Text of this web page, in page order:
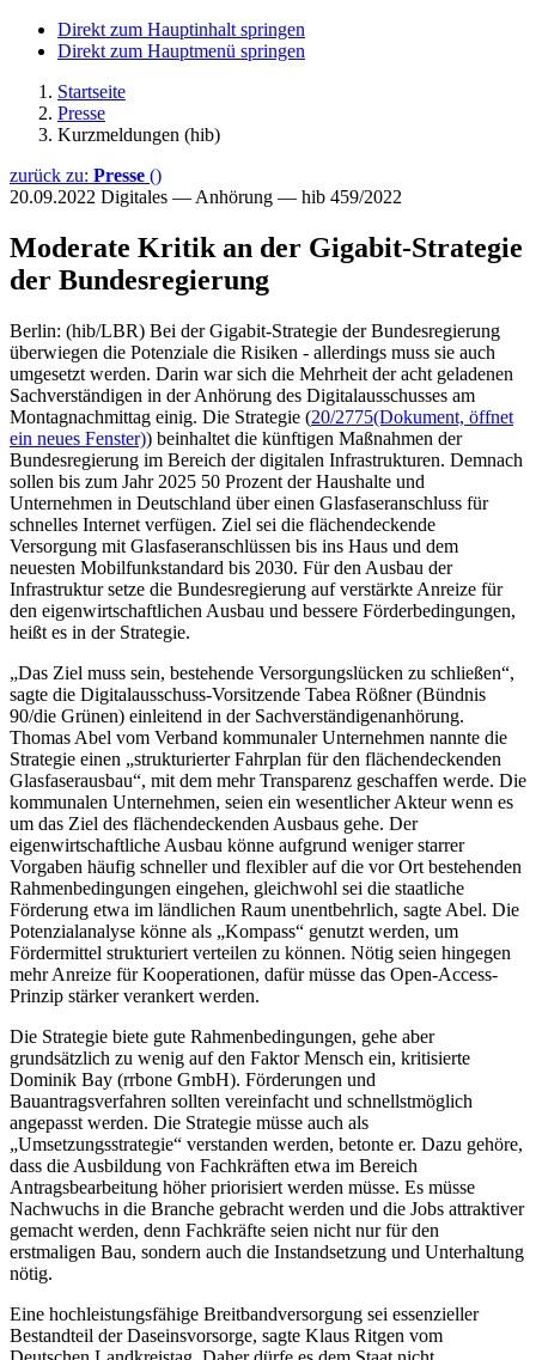
Direkt zum Hauptinhalt springen
Direkt zum Hauptmenü springen
Startseite
Presse
Kurzmeldungen (hib)
zurück zu: Presse ()
20.09.2022 Digitales — Anhörung — hib 459/2022
Moderate Kritik an der Gigabit-Strategie
der Bundesregierung
Berlin: (hib/LBR) Bei der Gigabit-Strategie der Bundesregierung
überwiegen die Potenziale die Risiken - allerdings muss sie auch
umgesetzt werden. Darin war sich die Mehrheit der acht geladenen
Sachverständigen in der Anhörung des Digitalausschusses am
Montagnachmittag einig. Die Strategie (20/2775(Dokument, öffnet
ein neues Fenster)) beinhaltet die künftigen Maßnahmen der
Bundesregierung im Bereich der digitalen Infrastrukturen. Demnach
sollen bis zum Jahr 2025 50 Prozent der Haushalte und
Unternehmen in Deutschland über einen Glasfaseranschluss für
schnelles Internet verfügen. Ziel sei die flächendeckende
Versorgung mit Glasfaseranschlüssen bis ins Haus und dem
neuesten Mobilfunkstandard bis 2030. Für den Ausbau der
Infrastruktur setze die Bundesregierung auf verstärkte Anreize für
den eigenwirtschaftlichen Ausbau und bessere Förderbedingungen,
heißt es in der Strategie.
„Das Ziel muss sein, bestehende Versorgungslücken zu schließen“,
sagte die Digitalausschuss-Vorsitzende Tabea Rößner (Bündnis
90/die Grünen) einleitend in der Sachverständigenanhörung.
Thomas Abel vom Verband kommunaler Unternehmen nannte die
Strategie einen „strukturierter Fahrplan für den flächendeckenden
Glasfaserausbau“, mit dem mehr Transparenz geschaffen werde. Die
kommunalen Unternehmen, seien ein wesentlicher Akteur wenn es
um das Ziel des flächendeckenden Ausbaus gehe. Der
eigenwirtschaftliche Ausbau könne aufgrund weniger starrer
Vorgaben häufig schneller und flexibler auf die vor Ort bestehenden
Rahmenbedingungen eingehen, gleichwohl sei die staatliche
Förderung etwa im ländlichen Raum unentbehrlich, sagte Abel. Die
Potenzialanalyse könne als „Kompass“ genutzt werden, um
Fördermittel strukturiert verteilen zu können. Nötig seien hingegen
mehr Anreize für Kooperationen, dafür müsse das Open-Access-
Prinzip stärker verankert werden.
Die Strategie biete gute Rahmenbedingungen, gehe aber
grundsätzlich zu wenig auf den Faktor Mensch ein, kritisierte
Dominik Bay (rrbone GmbH). Förderungen und
Bauantragsverfahren sollten vereinfacht und schnellstmöglich
angepasst werden. Die Strategie müsse auch als
„Umsetzungsstrategie“ verstanden werden, betonte er. Dazu gehöre,
dass die Ausbildung von Fachkräften etwa im Bereich
Antragsbearbeitung höher priorisiert werden müsse. Es müsse
Nachwuchs in die Branche gebracht werden und die Jobs attraktiver
gemacht werden, denn Fachkräfte seien nicht nur für den
erstmaligen Bau, sondern auch die Instandsetzung und Unterhaltung
nötig.
Eine hochleistungsfähige Breitbandversorgung sei essenzieller
Bestandteil der Daseinsvorsorge, sagte Klaus Ritgen vom